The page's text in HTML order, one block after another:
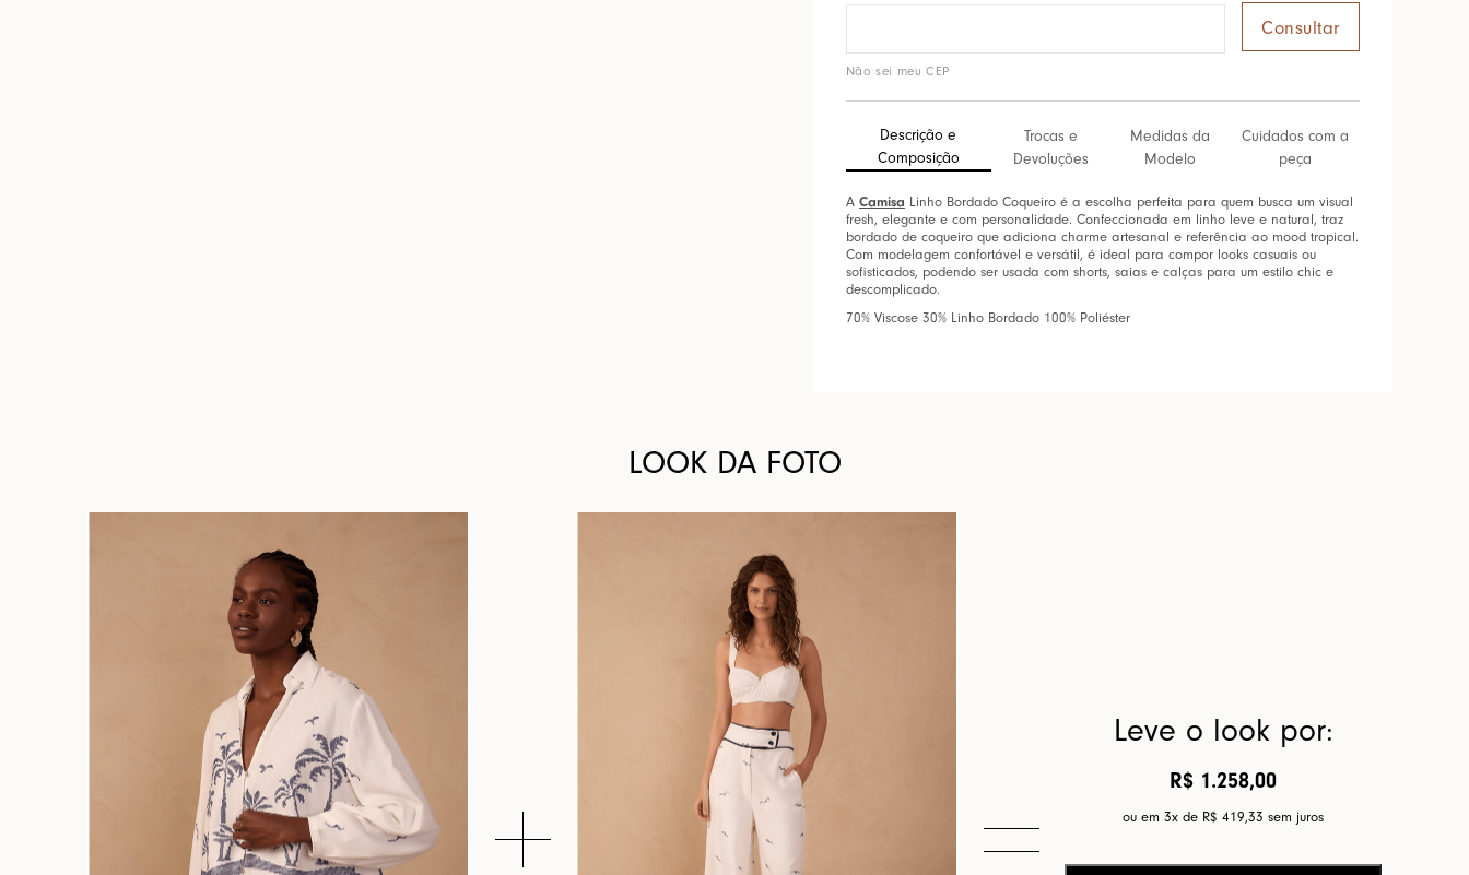
Não sei meu CEP
Descrição e
Composição
Trocas e
Devoluções
Medidas da
Modelo
Cuidados com a
peça
A Camisa Linho Bordado Coqueiro é a escolha perfeita para quem busca um visual
fresh, elegante e com personalidade. Confeccionada em linho leve e natural, traz
bordado de coqueiro que adiciona charme artesanal e referência ao mood tropical.
Com modelagem confortável e versátil, é ideal para compor looks casuais ou
sofisticados, podendo ser usada com shorts, saias e calças para um estilo chic e
descomplicado.
70% Viscose 30% Linho Bordado 100% Poliéster
LOOK DA FOTO
Leve o look por:
R$ 1.258,00
ou em 3x de R$ 419,33 sem juros